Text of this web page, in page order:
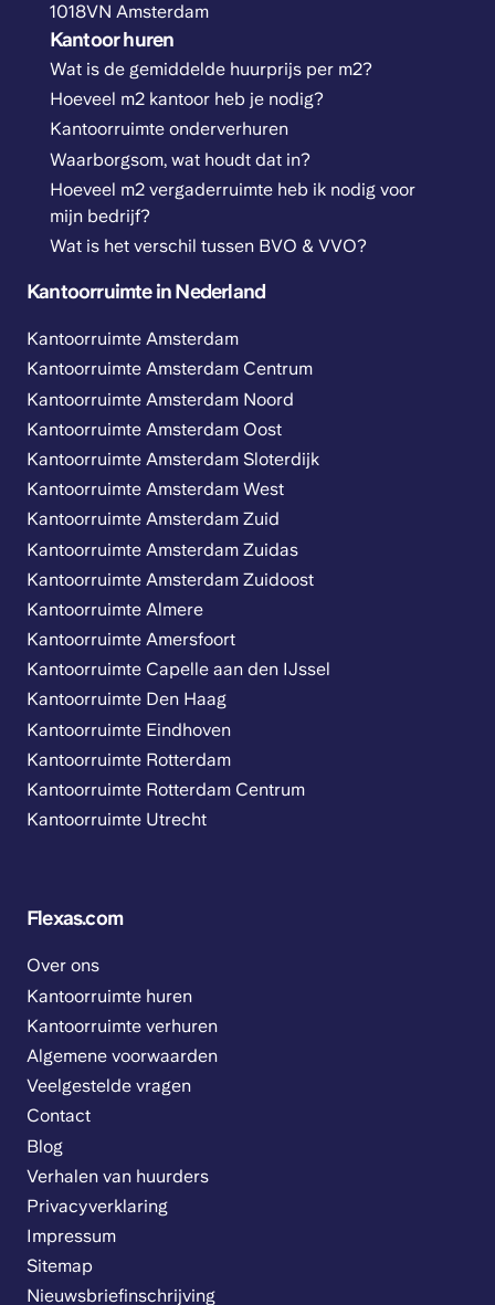
1018VN Amsterdam
Kantoor huren
Wat is de gemiddelde huurprijs per m2?
Hoeveel m2 kantoor heb je nodig?
Kantoorruimte onderverhuren
Waarborgsom, wat houdt dat in?
Hoeveel m2 vergaderruimte heb ik nodig voor
mijn bedrijf?
Wat is het verschil tussen BVO & VVO?
Kantoorruimte in Nederland
Kantoorruimte Amsterdam
Kantoorruimte Amsterdam Centrum
Kantoorruimte Amsterdam Noord
Kantoorruimte Amsterdam Oost
Kantoorruimte Amsterdam Sloterdijk
Kantoorruimte Amsterdam West
Kantoorruimte Amsterdam Zuid
Kantoorruimte Amsterdam Zuidas
Kantoorruimte Amsterdam Zuidoost
Kantoorruimte Almere
Kantoorruimte Amersfoort
Kantoorruimte Capelle aan den IJssel
Kantoorruimte Den Haag
Kantoorruimte Eindhoven
Kantoorruimte Rotterdam
Kantoorruimte Rotterdam Centrum
Kantoorruimte Utrecht
Flexas.com
Over ons
Kantoorruimte huren
Kantoorruimte verhuren
Algemene voorwaarden
Veelgestelde vragen
Contact
Blog
Verhalen van huurders
Privacyverklaring
Impressum
Sitemap
Nieuwsbriefinschrijving